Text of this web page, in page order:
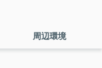
周辺環境